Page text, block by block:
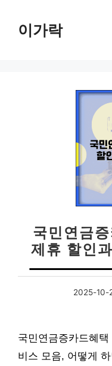
이가락
국민연금
제휴 할인
2025-10-
국민연금증카드혜
비스 모음, 어떻게